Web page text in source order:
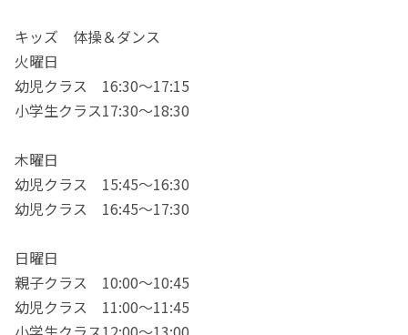
キッズ 体操＆ダンス
火曜日
幼児クラス 16:30～17:15
小学生クラス17:30～18:30
木曜日
幼児クラス 15:45～16:30
幼児クラス 16:45～17:30
日曜日
親子クラス 10:00～10:45
幼児クラス 11:00～11:45